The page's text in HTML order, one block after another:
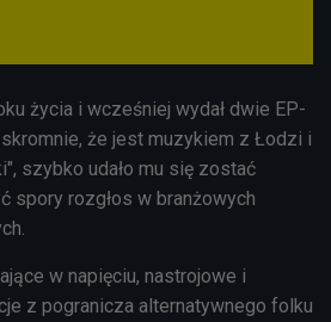
życia i wcześniej wydał dwie EP-
że jest muzykiem z Łodzi i
szybko udało mu się zostać
spory rozgłos w branżowych
w napięciu, nastrojowe i
z pogranicza alternatywnego folku